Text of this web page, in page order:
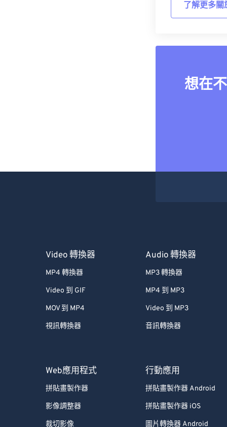
了解更多
想在
Video 轉換器
MP4 轉換器
Video 到 GIF
MOV 到 MP4
視訊轉換器
Audio 轉換器
MP3 轉換器
MP4 到 MP3
Video 到 MP3
音訊轉換器
Web應用程式
拼貼畫製作器
影像調整器
裁切影像
行動應用
拼貼畫製作器 Android
拼貼畫製作器 iOS
圖片轉換器 Android